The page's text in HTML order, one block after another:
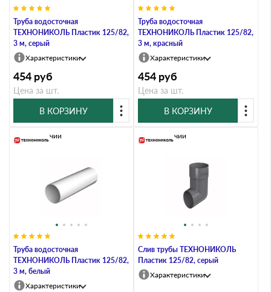
Труба водосточная
ТЕХНОНИКОЛЬ Пластик 125/82,
3 м, серый
Характеристики
454 руб
Цена за шт.
В КОРЗИНУ
Труба водосточная
ТЕХНОНИКОЛЬ Пластик 125/82,
3 м, красный
Характеристики
454 руб
Цена за шт.
В КОРЗИНУ
Труба водосточная
ТЕХНОНИКОЛЬ Пластик 125/82,
3 м, белый
В наличии
Характеристики
Слив трубы ТЕХНОНИКОЛЬ
Пластик 125/82, серый
В наличии
Характеристики